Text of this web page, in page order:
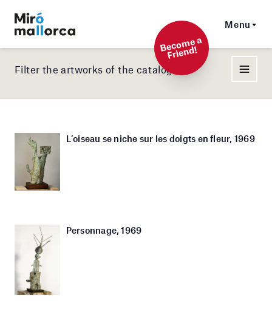
Menu
Beco
me a
Friend!
Filter the artworks of the catalog
L’oiseau se niche sur les doigts en fleur, 1969
Personnage, 1969